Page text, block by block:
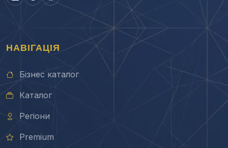
НАВІГАЦІЯ
Бізнес каталог
Каталог
Регіони
Premium